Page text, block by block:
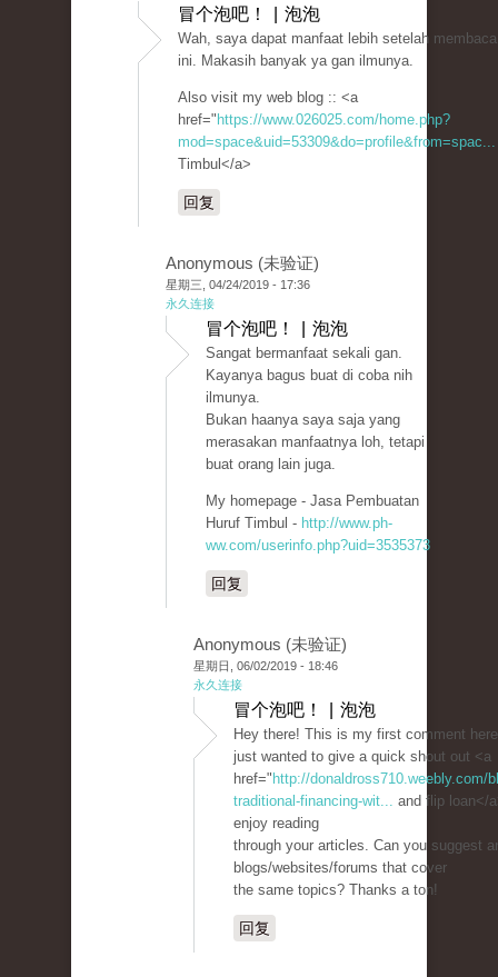
冒个泡吧！ | 泡泡
Wah, saya dapat manfaat lebih setelah
ini. Makasih banyak ya gan ilmunya.
Also visit my web blog :: <a
href=" https://www.026025.com/home.php?
mod=space&uid=53309&do=profile&from=spac...
Timbul</a>
回复
Anonymous (未验证)
星期三, 04/24/2019 - 17:36
永久连接
冒个泡吧！ | 泡泡
Sangat bermanfaat sekali gan.
Kayanya bagus buat di coba nih
ilmunya.
Bukan haanya saya saja yang
merasakan manfaatnya loh, tetapi
buat orang lain juga.
My homepage - Jasa Pembuatan
Huruf Timbul - http://www.ph-
ww.com/userinfo.php?uid=3535373
回复
Anonymous (未验证)
星期日, 06/02/2019 - 18:46
永久连接
冒个泡吧！ | 泡泡
Hey there! This is my first comment
just wanted to give a quick shout out <a
href=" http://donaldross710.weebly.com/
traditional-financing-wit... and flip loan</
enjoy reading
through your articles. Can you suggest
blogs/websites/forums that cover
the same topics? Thanks a ton!
回复